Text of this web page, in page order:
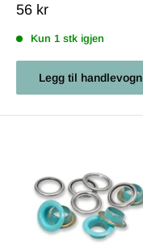
Salgs
56 kr
Kun 1 stk igjen
Legg til handlevogn